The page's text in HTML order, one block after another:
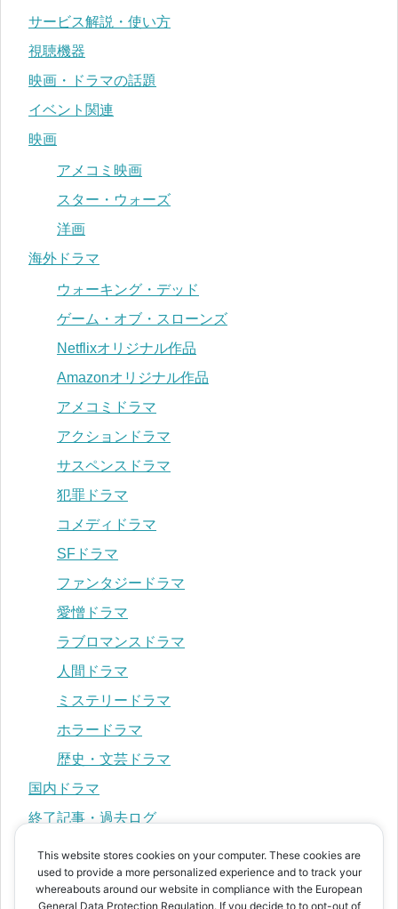
サービス解説・使い方
視聴機器
映画・ドラマの話題
イベント関連
映画
アメコミ映画
スター・ウォーズ
洋画
海外ドラマ
ウォーキング・デッド
ゲーム・オブ・スローンズ
Netflixオリジナル作品
Amazonオリジナル作品
アメコミドラマ
アクションドラマ
サスペンスドラマ
犯罪ドラマ
コメディドラマ
SFドラマ
ファンタジードラマ
愛憎ドラマ
ラブロマンスドラマ
人間ドラマ
ミステリードラマ
ホラードラマ
歴史・文芸ドラマ
国内ドラマ
終了記事・過去ログ
プライバシーポリシー
運営者情報
This website stores cookies on your computer. These cookies are
used to provide a more personalized experience and to track your
whereabouts around our website in compliance with the European
General Data Protection Regulation. If you decide to to opt-out of